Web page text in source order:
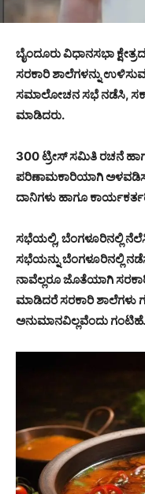
ಬೈಂದೂರು ವಿಧಾನಸಭಾ
ಸರಕಾರಿ ಶಾಲೆಗಳನ್ನು
ಸಮಾಲೋಚನ ಸಭೆ ನಡೆಸಿ,
ಮಾಡಿದರು.
300 ಟ್ರೀಸ್ ಸಮಿತಿ ರಚನೆ
ಪರಿಣಾಮಕಾರಿಯಾಗಿ
ದಾನಿಗಳು ಹಾಗೂ
ಸಭೆಯಲ್ಲಿ, ಬೆಂಗಳೂರಿನಲ್ಲಿ
ಸಭೆಯನ್ನು ಬೆಂಗಳೂರಿನಲ್ಲಿ
ನಾವೆಲ್ಲರೂ ಜೊತೆಯಾಗಿ
ಮಾಡಿದರೆ ಸರಕಾರಿ ಶಾಲೆಗಳು
ಅನುಮಾನವಿಲ್ಲವೆಂದು